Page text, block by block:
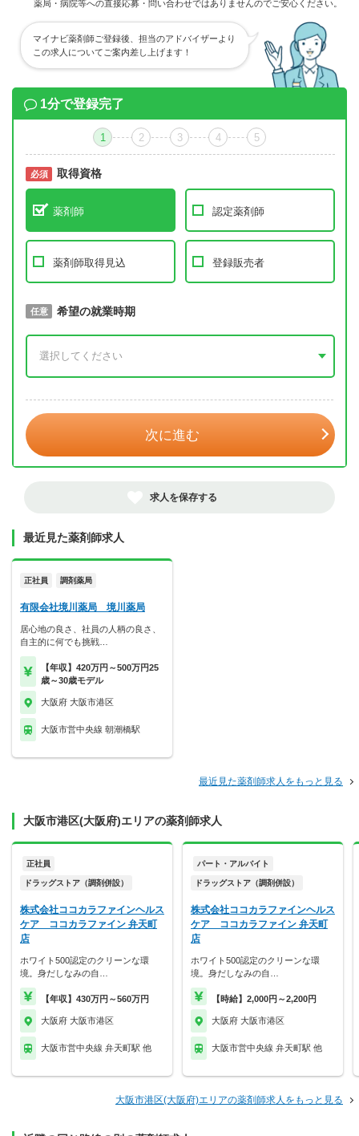
薬局・病院等への直接応募・問い合わせではありませんのでご安心ください。
マイナビ薬剤師ご登録後、担当のアドバイザーより
この求人についてご案内差し上げます！
1分で登録完了
1 2 3 4 5
必須 取得資格
薬剤師 認定薬剤師
薬剤師取得見込 登録販売者
必須 取得予定年
任意 希望の就業時期
次に進む
求人を保存する
最近見た薬剤師求人
正社員 調剤薬局
有限会社境川薬局 境川薬局
居心地の良さ、社員の人柄の良さ、
自主的に何でも挑戦…
【年収】420万円～500万円25
歳～30歳モデル
大阪府 大阪市港区
大阪市営中央線 朝潮橋駅
最近見た薬剤師求人をもっと見る
大阪市港区(大阪府)エリアの薬剤師求人
正社員
ドラッグストア（調剤併設）
株式会社ココカラファインヘルス
ケア ココカラファイン 弁天町
店
ホワイト500認定のクリーンな環
境。身だしなみの自…
【年収】430万円～560万円
大阪府 大阪市港区
大阪市営中央線 弁天町駅 他
パート・アルバイト
ドラッグストア（調剤併設）
株式会社ココカラファインヘルス
ケア ココカラファイン 弁天町
店
ホワイト500認定のクリーンな環
境。身だしなみの自…
【時給】2,000円～2,200円
大阪府 大阪市港区
大阪市営中央線 弁天町駅 他
大阪市港区(大阪府)エリアの薬剤師求人をもっと見る